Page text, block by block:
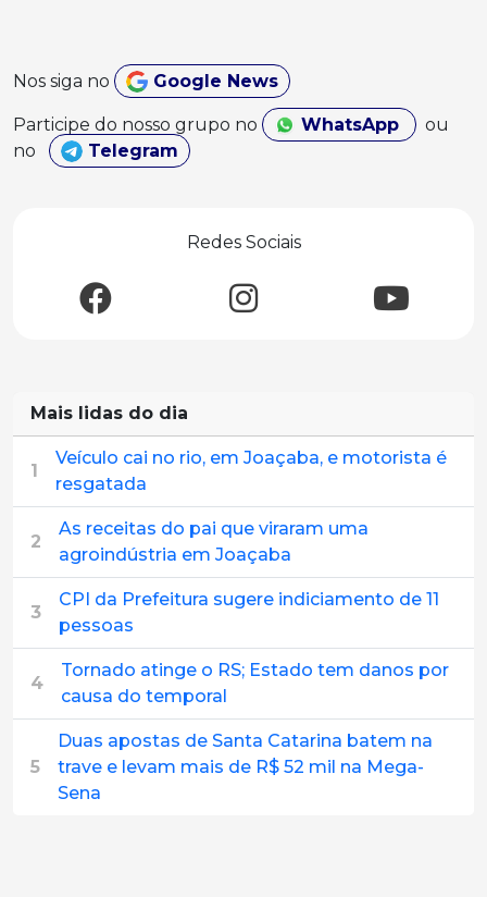
Nos siga no Google News
Participe do nosso grupo no WhatsApp
ou
no
Telegram
Redes Sociais
Mais lidas do dia
1
Veículo cai no rio, em Joaçaba, e motorista é
resgatada
2
As receitas do pai que viraram uma
agroindústria em Joaçaba
3
CPI da Prefeitura sugere indiciamento de 11
pessoas
4
Tornado atinge o RS; Estado tem danos por
causa do temporal
5
Duas apostas de Santa Catarina batem na
trave e levam mais de R$ 52 mil na Mega-
Sena